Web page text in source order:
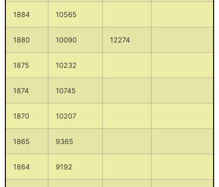
1884 10565
1880 10090 12274
1875 10232
1874 10745
1870 10207
1865 9365
1864 9192